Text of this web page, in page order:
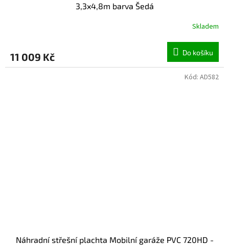
3,3x4,8m barva Šedá
Skladem
11 009 Kč Do košíku
Náhradní střešní plachta Mobilní garáže PVC 720HD -
Kód: AD582